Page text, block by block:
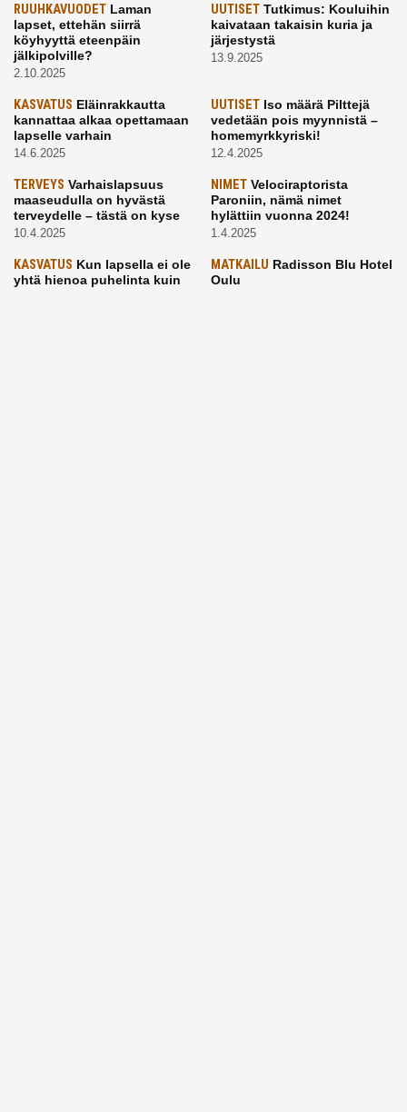
RUUHKAVUODET Laman
lapset, ettehän siirrä
köyhyyttä eteenpäin
jälkipolville?
2.10.2025
UUTISETTutkimus: Kouluihin
kaivataan takaisin kuria ja
järjestystä
13.9.2025
KASVATUS Eläinrakkautta
kannattaa alkaa opettamaan
lapselle varhain
14.6.2025
UUTISETIso määrä Pilttejä
vedetään pois myynnistä –
homemyrkkyriski!
12.4.2025
TERVEYS Varhaislapsuus
maaseudulla on hyvästä
terveydelle – tästä on kyse
10.4.2025
NIMETVelociraptorista
Paroniin, nämä nimet
hylättiin vuonna 2024!
1.4.2025
KASVATUS Kun lapsella ei ole
yhtä hienoa puhelinta kuin
MATKAILU Radisson Blu Hotel
Oulu